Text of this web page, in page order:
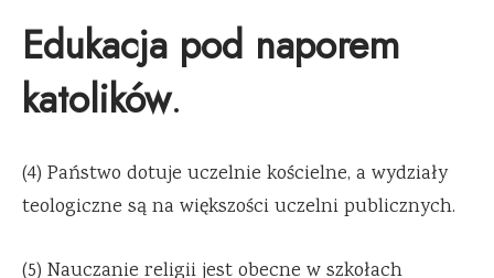
Edukacja pod naporem
katolików.
(4) Państwo dotuje uczelnie kościelne, a wydziały
teologiczne są na większości uczelni publicznych.
(5) Nauczanie religii jest obecne w szkołach